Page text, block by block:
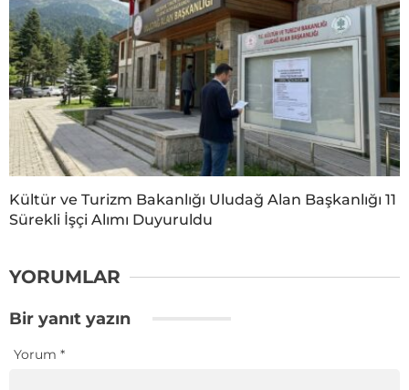
Kültür ve Turizm Bakanlığı Uludağ Alan Başkanlığı 11
Sürekli İşçi Alımı Duyuruldu
YORUMLAR
Bir yanıt yazın
Yorum *